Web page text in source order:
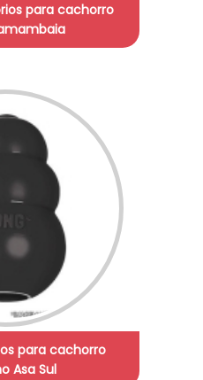
para cachorro
para cachorro
Asa Sul